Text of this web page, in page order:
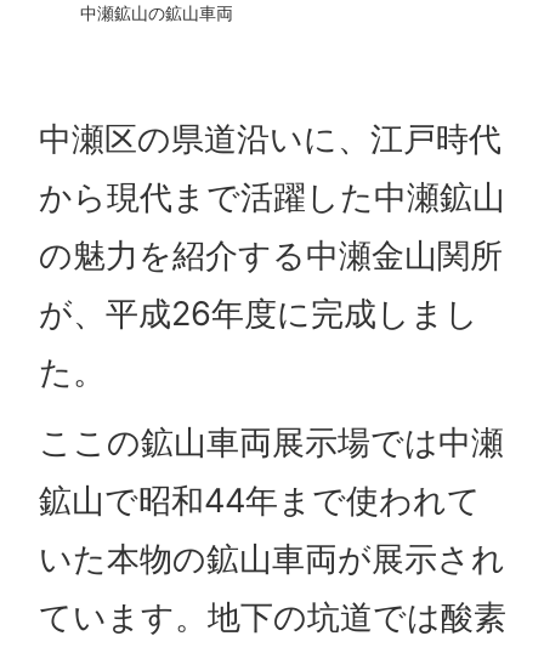
中瀬鉱山の鉱山車両
中瀬区の県道沿いに、江戸時代
から現代まで活躍した中瀬鉱山
の魅力を紹介する中瀬金山関所
が、平成26年度に完成しまし
た。
ここの鉱山車両展示場では中瀬
鉱山で昭和44年まで使われて
いた本物の鉱山車両が展示され
ています。地下の坑道では酸素